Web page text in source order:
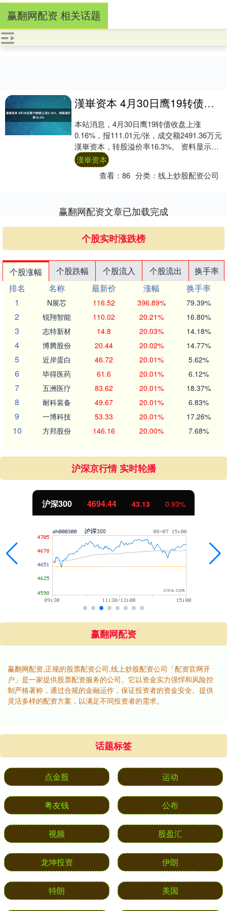
赢翻网配资 相关话题
漢崋资本 4月30日鹰19转债上涨0.16%，转股溢价率16.3%
本站消息，4月30日鹰19转债收盘上涨
0.16%，报111.01元/张，成交额2491.36万元
漢崋资本，转股溢价率16.3%。 资料显示，
鹰19转债信用级别为....
漢崋资本
查看：86 分类：线上炒股配资公司
赢翻网配资文章已加载完成
个股实时涨跌榜
个股涨幅 个股跌幅 个股流入 个股流出
换手率
排名
名称 最新价 涨幅
换手率
1
N展芯 116.52 396.89% 79.39%
2 锐翔智能 110.02 20.21% 16.80%
3 志特新材 14.8 20.03% 14.18%
4 博腾股份 20.44 20.02% 14.77%
5 近岸蛋白 46.72 20.01% 5.62%
6 毕得医药 61.6 20.01% 6.12%
7 五洲医疗 83.62 20.01% 18.37%
8 耐科装备 49.67 20.01% 6.83%
9 一博科技 53.33 20.01% 17.26%
10 方邦股份 146.16 20.00% 7.68%
沪深京行情 实时轮播
沪深300 4694.44 43.13 0.93%
赢翻网配资
赢翻网配资,正规的股票配资公司,线上炒股配资公司「配资官网开
户」是一家提供股票配资服务的公司。它以资金实力强悍和风险控
制严格著称，通过合规的金融运作，保证投资者的资金安全。提供
灵活多样的配资方案，以满足不同投资者的需求。
话题标签
点金股 运动
粤友钱 公布
视频 股盈汇
龙坤投资 伊朗
特朗 美国